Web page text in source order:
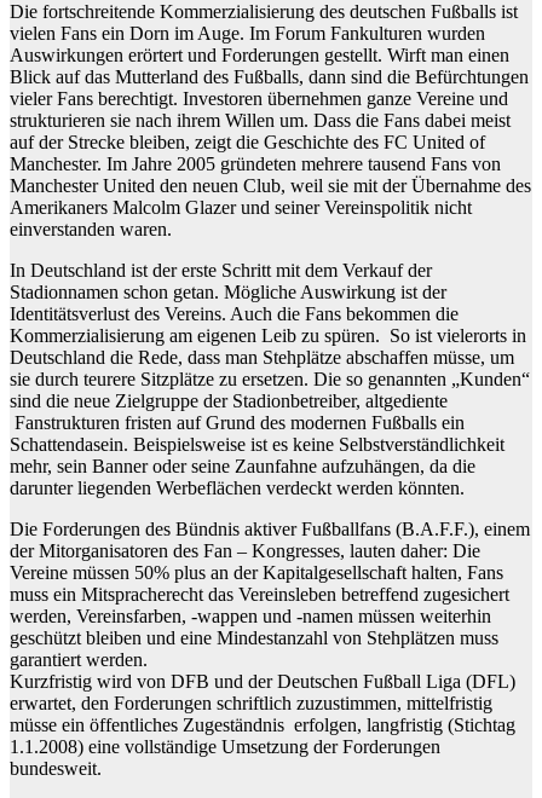
Die fortschreitende Kommerzialisierung des deutschen Fußballs ist
vielen Fans ein Dorn im Auge. Im Forum Fankulturen wurden
Auswirkungen erörtert und Forderungen gestellt. Wirft man einen
Blick auf das Mutterland des Fußballs, dann sind die Befürchtungen
vieler Fans berechtigt. Investoren übernehmen ganze Vereine und
strukturieren sie nach ihrem Willen um. Dass die Fans dabei meist
auf der Strecke bleiben, zeigt die Geschichte des FC United of
Manchester. Im Jahre 2005 gründeten mehrere tausend Fans von
Manchester United den neuen Club, weil sie mit der Übernahme des
Amerikaners Malcolm Glazer und seiner Vereinspolitik nicht
einverstanden waren.
In Deutschland ist der erste Schritt mit dem Verkauf der
Stadionnamen schon getan. Mögliche Auswirkung ist der
Identitätsverlust des Vereins. Auch die Fans bekommen die
Kommerzialisierung am eigenen Leib zu spüren. So ist vielerorts in
Deutschland die Rede, dass man Stehplätze abschaffen müsse, um
sie durch teurere Sitzplätze zu ersetzen. Die so genannten „Kunden“
sind die neue Zielgruppe der Stadionbetreiber, altgediente
Fanstrukturen fristen auf Grund des modernen Fußballs ein
Schattendasein. Beispielsweise ist es keine Selbstverständlichkeit
mehr, sein Banner oder seine Zaunfahne aufzuhängen, da die
darunter liegenden Werbeflächen verdeckt werden könnten.
Die Forderungen des Bündnis aktiver Fußballfans (B.A.F.F.), einem
der Mitorganisatoren des Fan – Kongresses, lauten daher: Die
Vereine müssen 50% plus an der Kapitalgesellschaft halten, Fans
muss ein Mitspracherecht das Vereinsleben betreffend zugesichert
werden, Vereinsfarben, -wappen und -namen müssen weiterhin
geschützt bleiben und eine Mindestanzahl von Stehplätzen muss
garantiert werden.
Kurzfristig wird von DFB und der Deutschen Fußball Liga (DFL)
erwartet, den Forderungen schriftlich zuzustimmen, mittelfristig
müsse ein öffentliches Zugeständnis erfolgen, langfristig (Stichtag
1.1.2008) eine vollständige Umsetzung der Forderungen
bundesweit.